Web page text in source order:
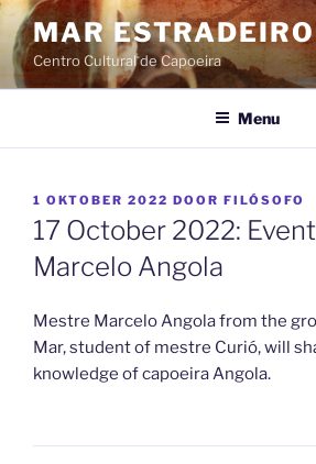
Ga
naar
de
inhoud
MAR ESTRADEIRO
Centro Cultural de Capoeira
Menu
GEPLAATST
OP
1 OKTOBER 2022 DOOR FILÓSOFO
17 October 2022:
Marcelo Angola
Mestre Marcelo Angola from the
Mar, student of mestre Curió, will
knowledge of capoeira Angola.